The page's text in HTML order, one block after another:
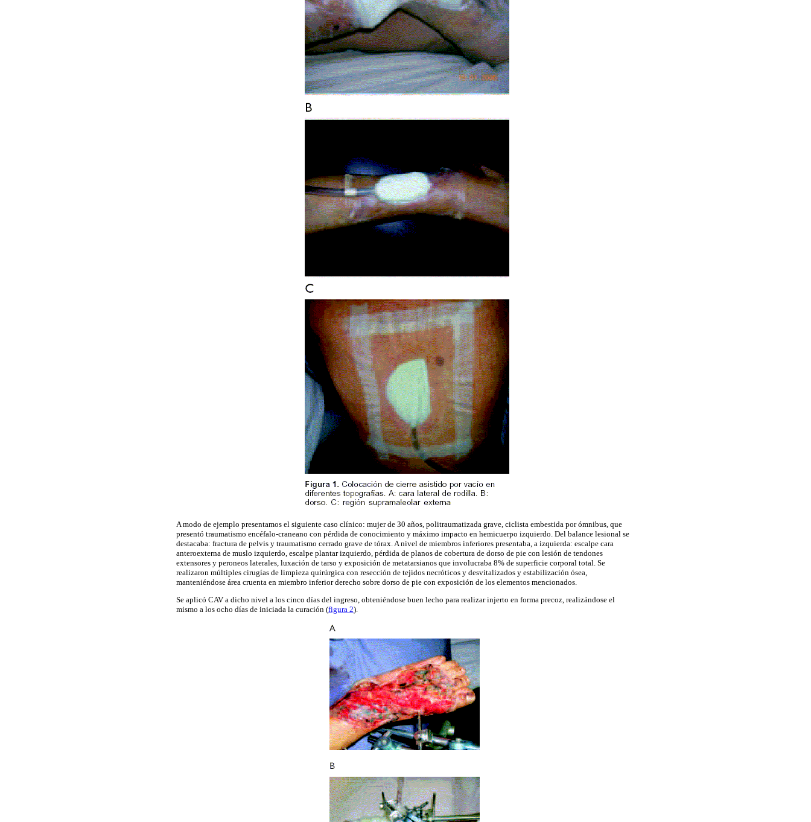
A modo de ejemplo presentamos el siguiente caso clínico: mujer de 30 años, politraumatizada grave, ciclista embestida por ómnibus, que
presentó traumatismo encéfalo-craneano con pérdida de conocimiento y máximo impacto en hemicuerpo izquierdo. Del balance lesional se
destacaba: fractura de pelvis y traumatismo cerrado grave de tórax. A nivel de miembros inferiores presentaba, a izquierda: escalpe cara
anteroexterna de muslo izquierdo, escalpe plantar izquierdo, pérdida de planos de cobertura de dorso de pie con lesión de tendones
extensores y peroneos laterales, luxación de tarso y exposición de metatarsianos que involucraba 8% de superficie corporal total. Se
realizaron múltiples cirugías de limpieza quirúrgica con resección de tejidos necróticos y desvitalizados y estabilización ósea,
manteniéndose área cruenta en miembro inferior derecho sobre dorso de pie con exposición de los elementos mencionados.
Se aplicó CAV a dicho nivel a los cinco días del ingreso, obteniéndose buen lecho para realizar injerto en forma precoz, realizándose el
mismo a los ocho días de iniciada la curación (figura 2).